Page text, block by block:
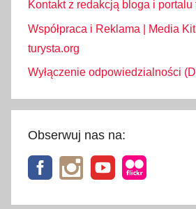
Kontakt z redakcją bloga i portalu
Współpraca i Reklama | Media
turysta.org
Wyłączenie odpowiedzialności
Obserwuj nas na: